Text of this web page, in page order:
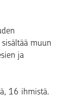
muun
ja
16 ihmistä.